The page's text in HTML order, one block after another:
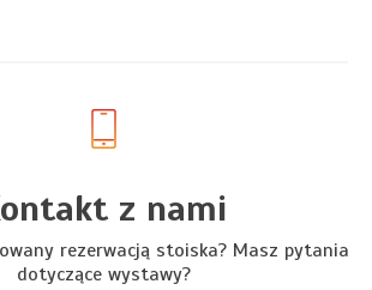
z nami
rezerwacją stoiska? Masz pytania
dotyczące wystawy?